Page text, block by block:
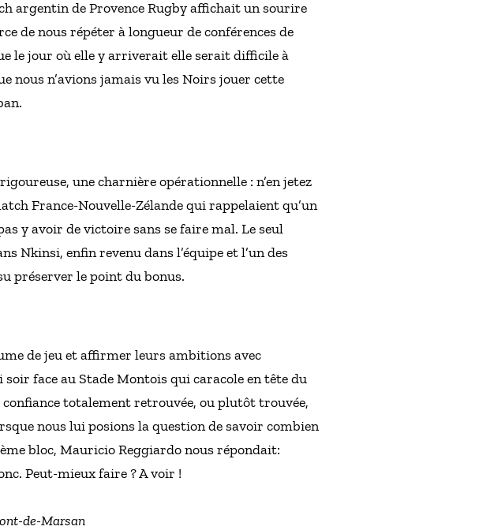
argentin de Provence Rugby affichait un sourire
de nous répéter à longueur de conférences de
le jour où elle y arriverait elle serait difficile à
nous n’avions jamais vu les Noirs jouer cette
une charnière opérationnelle : n’en jetez
France-Nouvelle-Zélande qui rappelaient qu’un
y avoir de victoire sans se faire mal. Le seul
Nkinsi, enfin revenu dans l’équipe et l’un des
préserver le point du bonus.
de jeu et affirmer leurs ambitions avec
face au Stade Montois qui caracole en tête du
totalement retrouvée, ou plutôt trouvée,
nous lui posions la question de savoir combien
bloc, Mauricio Reggiardo nous répondait:
Peut-mieux faire ? A voir !
de-Marsan